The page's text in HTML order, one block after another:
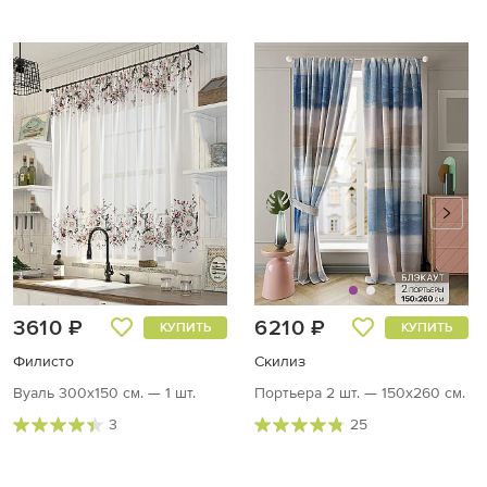
3610 ₽ КУПИТЬ
Филисто
Вуаль 300х150 см. — 1 шт.
3
6210 ₽ КУПИТЬ
Скилиз
Портьера 2 шт. — 150х260 см.
25